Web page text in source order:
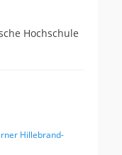
Hochschule
Hillebrand-